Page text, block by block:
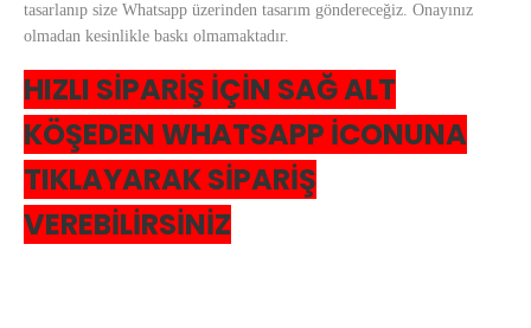
tasarlanıp size Whatsapp üzerinden tasarım göndereceğiz. Onayınız
olmadan kesinlikle baskı olmamaktadır.
HIZLI SİPARİŞ İÇİN SAĞ ALT
KÖŞEDEN WHATSAPP İCONUNA
TIKLAYARAK SİPARİŞ
VEREBİLİRSİNİZ